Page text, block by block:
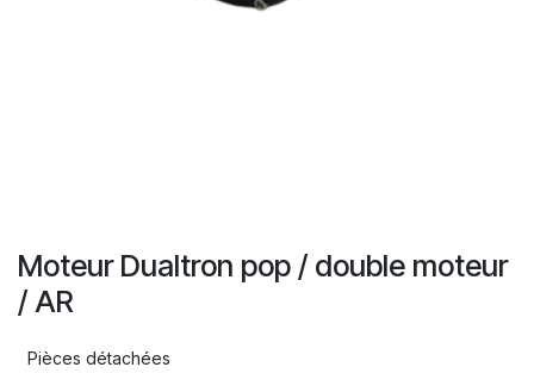
Moteur Dualtron pop / double moteur
/ AR
Pièces détachées